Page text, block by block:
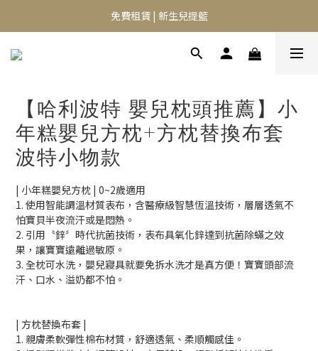
⭐️異膚救星 10天體驗活動⭐️
免費租賃 | 新生兒提籃
⭐️異膚救星 10天體驗活動⭐️
【哈利波特 嬰兒枕頭推薦】小
年糕嬰兒方枕+方枕替換布套
波特小物款
| 小年糕嬰兒方枕 | 0~2歲適用
1. 使用智能調溫材質表布，含醫療級智慧恆溫技術，層層透氣不
怕寶貝半夜流汗或是悶熱。
2. 引用〝鋅〞時代抗菌技術，表布具氧化鋅達到抗菌除蟎之效
果，讓寶寶遠離過敏原。
3. 全枕可水洗，嬰兒寢具就要免拆水洗才是真方便！寶寶頭部流
汗、口水、溢奶都不怕。
| 方枕替換布套 |
1. 親膚柔軟彈性棉布材質，舒適透氣、柔順觸感佳。